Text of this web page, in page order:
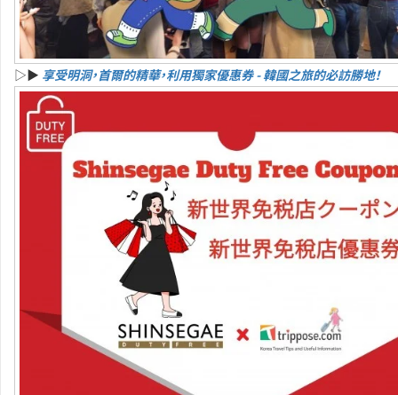
▷▶ 享受明洞，首爾的精華，利用獨家優惠券 - 韓國之旅的必訪勝地！